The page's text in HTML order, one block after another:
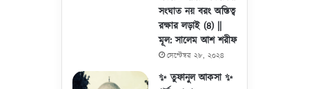
সংঘাত নয় বরং অস্তিত্ব
রক্ষার লড়াই (৪) ||
মূল: সালেম আশ শরীফ
সেপ্টেম্বর ২৮, ২০২৪
✨ তুফানুল আকসা ✨